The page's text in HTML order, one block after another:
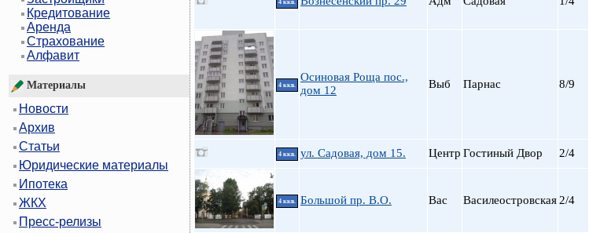
Кредитование
Аренда
Страхование
Алфавит
Материалы
Новости
Архив
Статьи
Юридические материалы
Ипотека
ЖКХ
Пресс-релизы
4 ккв.
4 ккв.
Осиновая Роща пос.,
дом 12
Выб Парнас 8/9
4 ккв. ул. Садовая, дом 15. Центр Гостиный Двор 2/4
4 ккв. Большой пр. В.О. Вас Василеостровская 2/4